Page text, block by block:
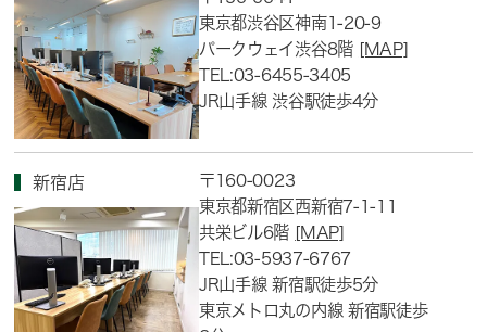
東京都渋谷区神南1-20-9
パークウェイ渋谷8階 [MAP]
TEL:03-6455-3405
JR山手線 渋谷駅徒歩4分
新宿店
〒160-0023
東京都新宿区西新宿7-1-11
共栄ビル6階 [MAP]
TEL:03-5937-6767
JR山手線 新宿駅徒歩5分
東京メトロ丸の内線 新宿駅徒歩